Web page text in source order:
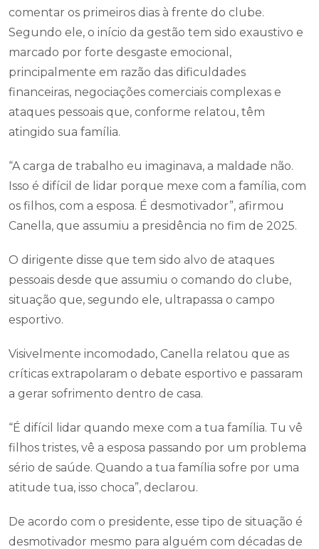
comentar os primeiros dias à frente do clube.
Segundo ele, o início da gestão tem sido exaustivo e
marcado por forte desgaste emocional,
principalmente em razão das dificuldades
financeiras, negociações comerciais complexas e
ataques pessoais que, conforme relatou, têm
atingido sua família.
“A carga de trabalho eu imaginava, a maldade não.
Isso é difícil de lidar porque mexe com a família, com
os filhos, com a esposa. É desmotivador”, afirmou
Canella, que assumiu a presidência no fim de 2025.
O dirigente disse que tem sido alvo de ataques
pessoais desde que assumiu o comando do clube,
situação que, segundo ele, ultrapassa o campo
esportivo.
Visivelmente incomodado, Canella relatou que as
críticas extrapolaram o debate esportivo e passaram
a gerar sofrimento dentro de casa.
“É difícil lidar quando mexe com a tua família. Tu vê
filhos tristes, vê a esposa passando por um problema
sério de saúde. Quando a tua família sofre por uma
atitude tua, isso choca”, declarou.
De acordo com o presidente, esse tipo de situação é
desmotivador mesmo para alguém com décadas de